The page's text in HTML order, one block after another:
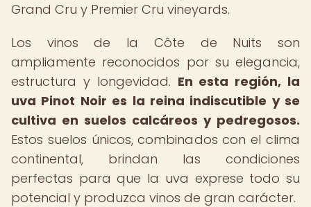
Grand Cru y Premier Cru vineyards.
Los vinos de la Côte de Nuits son
ampliamente reconocidos por su elegancia,
estructura y longevidad. En esta región, la
uva Pinot Noir es la reina indiscutible y se
cultiva en suelos calcáreos y pedregosos.
Estos suelos únicos, combinados con el clima
continental, brindan las condiciones
perfectas para que la uva exprese todo su
potencial y produzca vinos de gran carácter.